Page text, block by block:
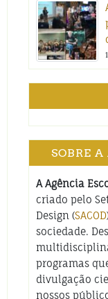
SOBRE
A Agência
criado pelo
Design (SACOD
sociedade.
programas
divulgação
nossos